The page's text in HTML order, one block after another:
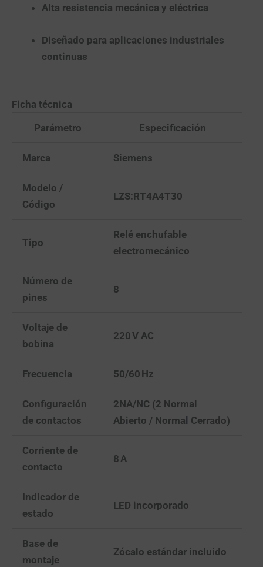
Alta resistencia mecánica y eléctrica
Diseñado para aplicaciones industriales
continuas
Ficha técnica
Parámetro
Especificación
Marca Siemens
Modelo /
Código
LZS:RT4A4T30
Tipo
Relé enchufable
electromecánico
Número de
pines
8
Voltaje de
bobina
220 V AC
Frecuencia 50/60 Hz
Configuración
de contactos
2NA/NC (2 Normal
Abierto / Normal Cerrado)
Corriente de
contacto
8 A
Indicador de
estado
LED incorporado
Base de
montaje
Zócalo estándar incluido